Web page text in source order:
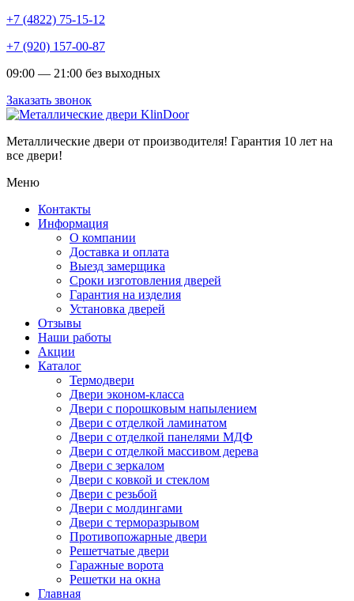
+7 (4822) 75-15-12
+7 (920) 157-00-87
09:00 — 21:00 без выходных
Заказать звонок
Металлические двери от производителя! Гарантия 10 лет на
все двери!
Меню
Контакты
Информация
О компании
Доставка и оплата
Выезд замерщика
Сроки изготовления дверей
Гарантия на изделия
Установка дверей
Отзывы
Наши работы
Акции
Каталог
Термодвери
Двери эконом-класса
Двери с порошковым напылением
Двери с отделкой ламинатом
Двери с отделкой панелями МДФ
Двери с отделкой массивом дерева
Двери с зеркалом
Двери с ковкой и стеклом
Двери с резьбой
Двери с молдингами
Двери с терморазрывом
Противопожарные двери
Решетчатые двери
Гаражные ворота
Решетки на окна
Главная